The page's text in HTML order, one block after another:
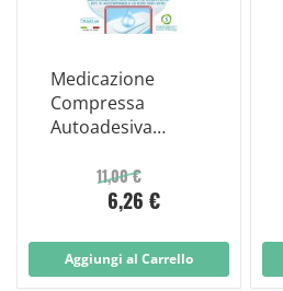
Medicazione
Compressa
Autoadesiva
Ipoallergenica
Aerata Master-aid
5 Pezzi
11,00 €
6,26 €
Aggiungi al Carrello